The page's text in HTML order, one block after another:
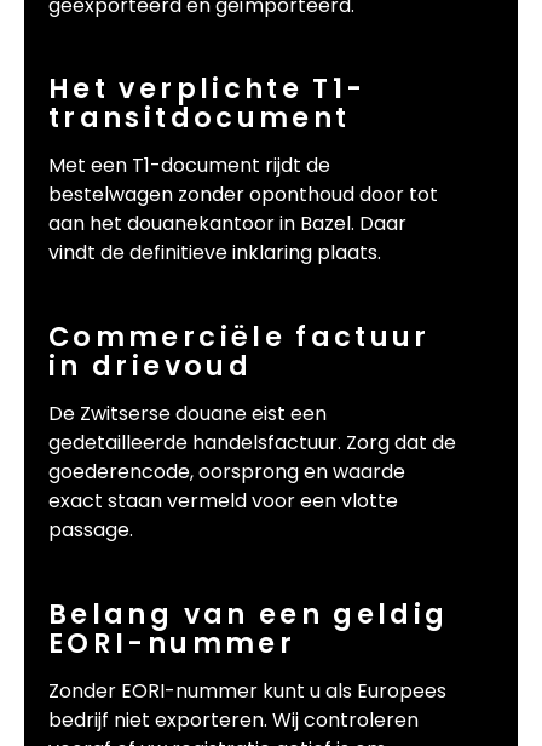
Het verplichte T1-
transitdocument
Met een T1-document rijdt de
bestelwagen zonder oponthoud door tot
aan het douanekantoor in Bazel. Daar
vindt de definitieve inklaring plaats.
Commerciële factuur
in drievoud
De Zwitserse douane eist een
gedetailleerde handelsfactuur. Zorg dat de
goederencode, oorsprong en waarde
exact staan vermeld voor een vlotte
passage.
Belang van een geldig
EORI-nummer
Zonder EORI-nummer kunt u als Europees
bedrijf niet exporteren. Wij controleren